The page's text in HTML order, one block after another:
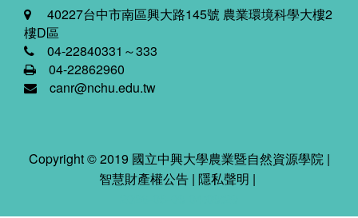
40227台中市南區興大路145號 農業環境科學大樓2
樓D區
04-22840331～333
04-22862960
canr@nchu.edu.tw
Copyright © 2019 國立中興大學農業暨自然資源學院 |
智慧財產權公告 | 隱私聲明 |